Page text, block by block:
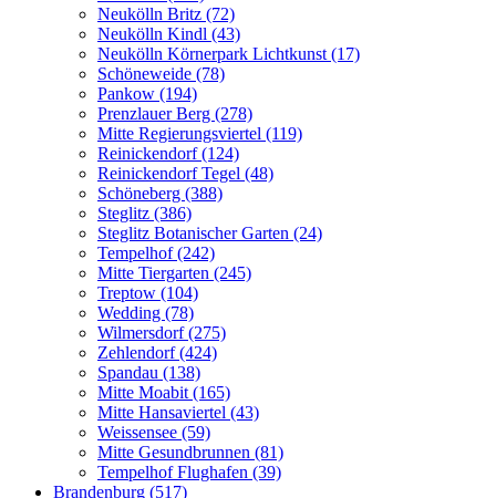
Neukölln Britz (72)
Neukölln Kindl (43)
Neukölln Körnerpark Lichtkunst (17)
Schöneweide (78)
Pankow (194)
Prenzlauer Berg (278)
Mitte Regierungsviertel (119)
Reinickendorf (124)
Reinickendorf Tegel (48)
Schöneberg (388)
Steglitz (386)
Steglitz Botanischer Garten (24)
Tempelhof (242)
Mitte Tiergarten (245)
Treptow (104)
Wedding (78)
Wilmersdorf (275)
Zehlendorf (424)
Spandau (138)
Mitte Moabit (165)
Mitte Hansaviertel (43)
Weissensee (59)
Mitte Gesundbrunnen (81)
Tempelhof Flughafen (39)
Brandenburg (517)